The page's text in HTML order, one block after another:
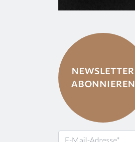
NEWSLETTER
ABONNIEREN